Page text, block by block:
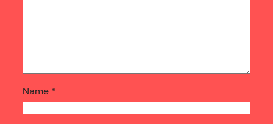
Name *